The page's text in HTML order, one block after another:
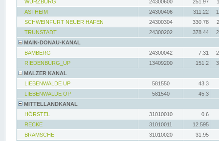
WÜRZBURG 24300600 251.97
ASTHEIM
24300406 311.22
SCHWEINFURT NEUER HAFEN
24300304 330.78
TRUNSTADT
24300202 378.44
MAIN-DONAU-KANAL
BAMBERG
24300042 7.31
RIEDENBURG_UP
13409200 151.2
MALZER KANAL
LIEBENWALDE UP
581550
43.3
LIEBENWALDE OP
581540
45.3
MITTELLANDKANAL
HÖRSTEL
31010010
0.6
RECKE
31010011
12.595
BRAMSCHE
31010020
31.95